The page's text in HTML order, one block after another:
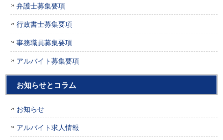
弁護士募集要項
行政書士募集要項
事務職員募集要項
アルバイト募集要項
お知らせとコラム
お知らせ
アルバイト求人情報